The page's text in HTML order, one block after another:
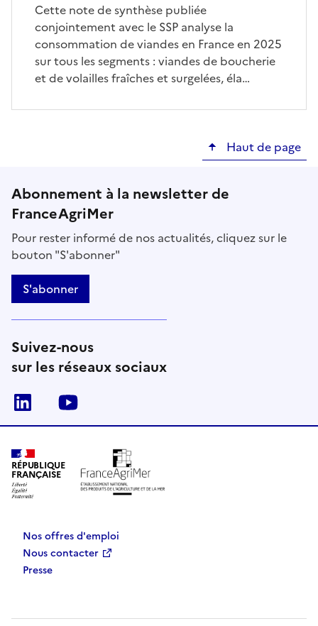
Cette note de synthèse publiée
conjointement avec le SSP analyse la
consommation de viandes en France en 2025
sur tous les segments : viandes de boucherie
et de volailles fraîches et surgelées, éla…
Haut de page
Abonnement à la newsletter de
FranceAgriMer
Pour rester informé de nos actualités, cliquez sur le
bouton "S'abonner"
S'abonner
Suivez-nous
sur les réseaux sociaux
Linkedin
RÉPUBLIQUE
FRANÇAISE
Nos offres d'emploi
Nous contacter
Presse